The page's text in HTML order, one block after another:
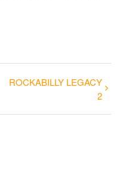
ROCKABILLY LEGACY
2